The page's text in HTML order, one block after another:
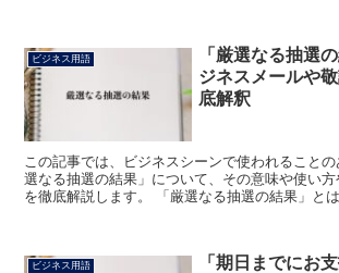
ビジネス用語
「厳選なる抽選
ジネスメールや
底解釈
この記事では、ビジネスシーンで使われること
選なる抽選の結果」について、その意味や使い
を徹底解説します。 「厳選なる抽選の結果」と
ビジネス用語
「期日までにお